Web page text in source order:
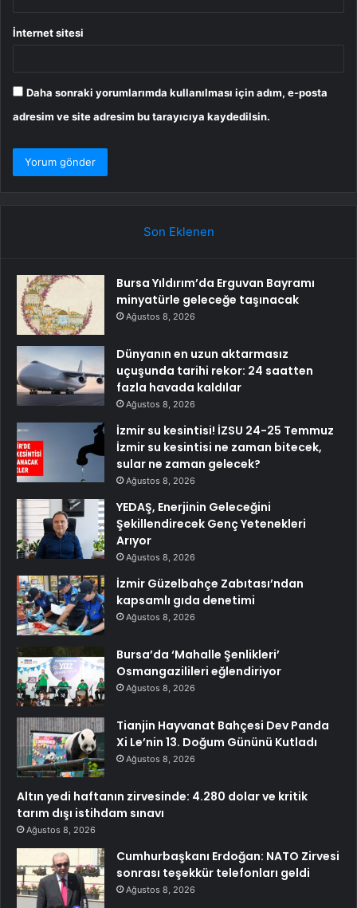
İnternet sitesi
Daha sonraki yorumlarımda kullanılması için adım, e-posta
adresim ve site adresim bu tarayıcıya kaydedilsin.
Son Eklenen
Bursa Yıldırım’da Erguvan Bayramı
minyatürle geleceğe taşınacak
Ağustos 8, 2026
Dünyanın en uzun aktarmasız
uçuşunda tarihi rekor: 24 saatten
fazla havada kaldılar
Ağustos 8, 2026
İzmir su kesintisi! İZSU 24-25 Temmuz
İzmir su kesintisi ne zaman bitecek,
sular ne zaman gelecek?
Ağustos 8, 2026
YEDAŞ, Enerjinin Geleceğini
Şekillendirecek Genç Yetenekleri
Arıyor
Ağustos 8, 2026
İzmir Güzelbahçe Zabıtası’ndan
kapsamlı gıda denetimi
Ağustos 8, 2026
Bursa’da ‘Mahalle Şenlikleri’
Osmangazilileri eğlendiriyor
Ağustos 8, 2026
Tianjin Hayvanat Bahçesi Dev Panda
Xi Le’nin 13. Doğum Gününü Kutladı
Ağustos 8, 2026
Altın yedi haftanın zirvesinde: 4.280 dolar ve kritik
tarım dışı istihdam sınavı
Ağustos 8, 2026
Cumhurbaşkanı Erdoğan: NATO Zirvesi
sonrası teşekkür telefonları geldi
Ağustos 8, 2026